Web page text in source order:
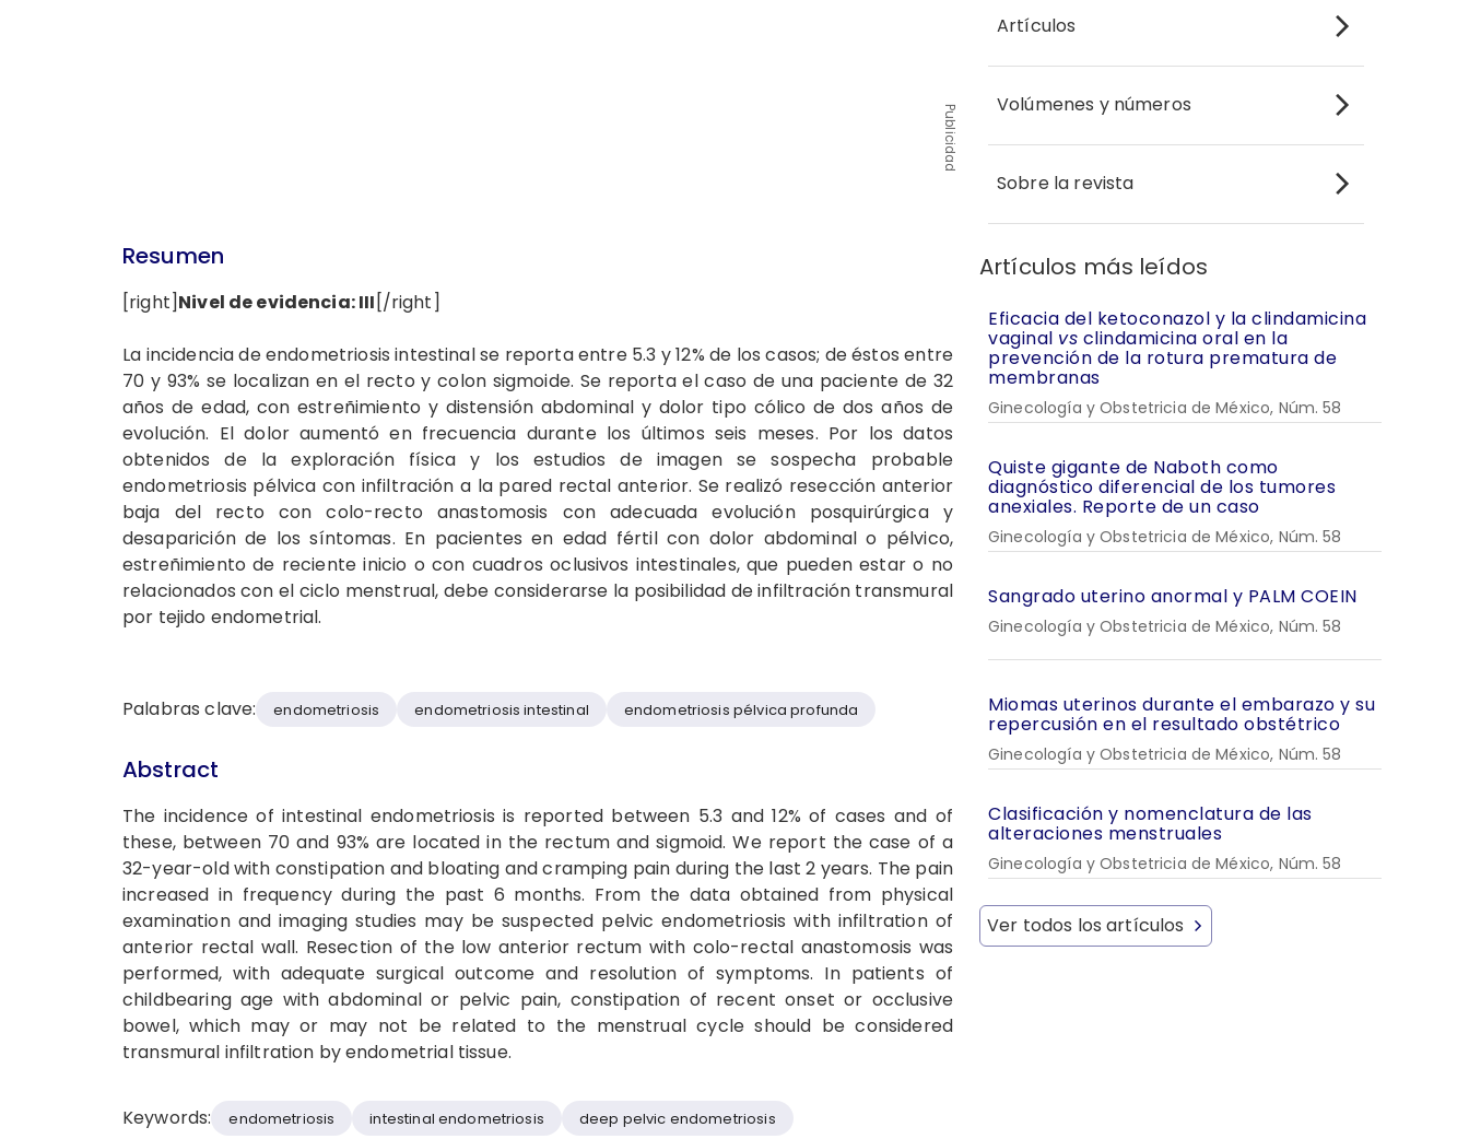
Publicidad
Resumen
[right]Nivel de evidencia: III [/right]
La incidencia de endometriosis intestinal se reporta entre 5.3 y 12% de los casos; de éstos entre
70 y 93% se localizan en el recto y colon sigmoide. Se reporta el caso de una paciente de 32
años de edad, con estreñimiento y distensión abdominal y dolor tipo cólico de dos años de
evolución. El dolor aumentó en frecuencia durante los últimos seis meses. Por los datos
obtenidos de la exploración física y los estudios de imagen se sospecha probable
endometriosis pélvica con infiltración a la pared rectal anterior. Se realizó resección anterior
baja del recto con colo-recto anastomosis con adecuada evolución posquirúrgica y
desaparición de los síntomas. En pacientes en edad fértil con dolor abdominal o pélvico,
estreñimiento de reciente inicio o con cuadros oclusivos intestinales, que pueden estar o no
relacionados con el ciclo menstrual, debe considerarse la posibilidad de infiltración transmural
por tejido endometrial.
Palabras clave: endometriosis endometriosis intestinal endometriosis pélvica profunda
Abstract
The incidence of intestinal endometriosis is reported between 5.3 and 12% of cases and of
these, between 70 and 93% are located in the rectum and sigmoid. We report the case of a
32-year-old with constipation and bloating and cramping pain during the last 2 years. The pain
increased in frequency during the past 6 months. From the data obtained from physical
examination and imaging studies may be suspected pelvic endometriosis with infiltration of
anterior rectal wall. Resection of the low anterior rectum with colo-rectal anastomosis was
performed, with adequate surgical outcome and resolution of symptoms. In patients of
childbearing age with abdominal or pelvic pain, constipation of recent onset or occlusive
bowel, which may or may not be related to the menstrual cycle should be considered
transmural infiltration by endometrial tissue.
Keywords: endometriosis intestinal endometriosis deep pelvic endometriosis
Artículos
Volúmenes y números
Sobre la revista
Artículos más leídos
Eficacia del ketoconazol y la clindamicina
vaginal vs clindamicina oral en la
prevención de la rotura prematura de
membranas
Ginecología y Obstetricia de México, Núm. 58
Quiste gigante de Naboth como
diagnóstico diferencial de los tumores
anexiales. Reporte de un caso
Ginecología y Obstetricia de México, Núm. 58
Sangrado uterino anormal y PALM COEIN
Ginecología y Obstetricia de México, Núm. 58
Miomas uterinos durante el embarazo y su
repercusión en el resultado obstétrico
Ginecología y Obstetricia de México, Núm. 58
Clasificación y nomenclatura de las
alteraciones menstruales
Ginecología y Obstetricia de México, Núm. 58
Ver todos los artículos